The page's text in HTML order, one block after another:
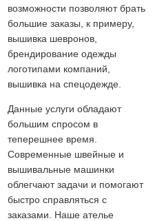
возможности позволяют брать
большие заказы, к примеру,
вышивка шевронов,
брендирование одежды
логотипами компаний,
вышивка на спецодежде.
Данные услуги обладают
большим спросом в
теперешнее время.
Современные швейные и
вышивальные машинки
облегчают задачи и помогают
быстро справляться с
заказами. Наше ателье